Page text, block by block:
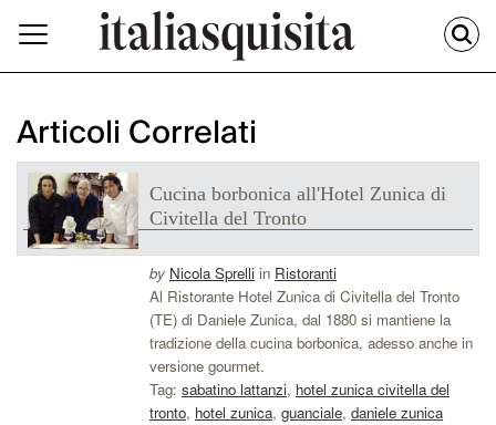
Articoli Correlati
Cucina borbonica all'Hotel Zunica di
Civitella del Tronto
by Nicola Sprelli in Ristoranti
Al Ristorante Hotel Zunica di Civitella del Tronto
(TE) di Daniele Zunica, dal 1880 si mantiene la
tradizione della cucina borbonica, adesso anche in
versione gourmet.
Tag: sabatino lattanzi, hotel zunica civitella del
tronto, hotel zunica, guanciale, daniele zunica